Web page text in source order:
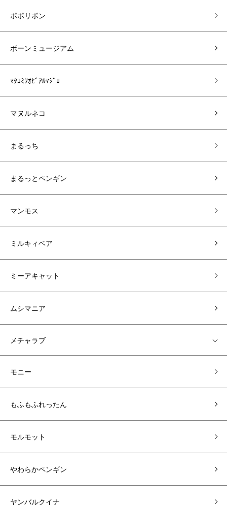
ポポリボン
ボーンミュージアム
ﾏﾀｺﾐﾂｵﾋﾞｱﾙﾏｼﾞﾛ
マヌルネコ
まるっち
まるっとペンギン
マンモス
ミルキィベア
ミーアキャット
ムシマニア
メチャラブ
モニー
もふもふれったん
モルモット
やわらかペンギン
ヤンバルクイナ